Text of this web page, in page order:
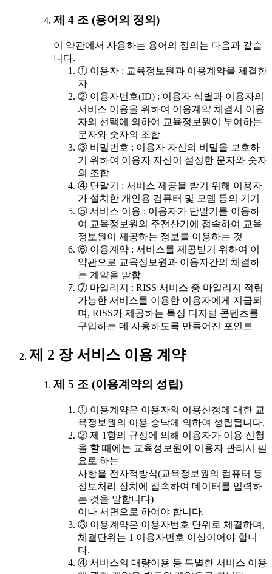
제 4 조 (용어의 정의)
이 약관에서 사용하는 용어의 정의는 다음과 같습
니다.
① 이용자 : 교육정보원과 이용계약을 체결한
자
② 이용자번호(ID) : 이용자 식별과 이용자의
서비스 이용을 위하여 이용계약 체결시 이용
자의 선택에 의하여 교육정보원이 부여하는
문자와 숫자의 조합
③ 비밀번호 : 이용자 자신의 비밀을 보호하
기 위하여 이용자 자신이 설정한 문자와 숫자
의 조합
④ 단말기 : 서비스 제공을 받기 위해 이용자
가 설치한 개인용 컴퓨터 및 모뎀 등의 기기
⑤ 서비스 이용 : 이용자가 단말기를 이용하
여 교육정보원의 주전산기에 접속하여 교육
정보원이 제공하는 정보를 이용하는 것
⑥ 이용계약 : 서비스를 제공받기 위하여 이
약관으로 교육정보원과 이용자간의 체결하
는 계약을 말함
⑦ 마일리지 : RISS 서비스 중 마일리지 적립
가능한 서비스를 이용한 이용자에게 지급되
며, RISS가 제공하는 특정 디지털 콘텐츠를
구입하는 데 사용하도록 만들어진 포인트
제 2 장 서비스 이용 계약
제 5 조 (이용계약의 성립)
① 이용계약은 이용자의 이용신청에 대한 교
육정보원의 이용 승낙에 의하여 성립됩니다.
② 제 1항의 규정에 의해 이용자가 이용 신청
을 할 때에는 교육정보원이 이용자 관리시 필
요로 하는
사항을 전자적방식(교육정보원의 컴퓨터 등
정보처리 장치에 접속하여 데이터를 입력하
는 것을 말합니다)
이나 서면으로 하여야 합니다.
③ 이용계약은 이용자번호 단위로 체결하며,
체결단위는 1 이용자번호 이상이어야 합니
다.
④ 서비스의 대량이용 등 특별한 서비스 이용